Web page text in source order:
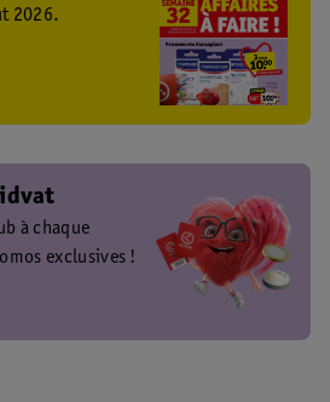
2026.
à chaque
exclusives !